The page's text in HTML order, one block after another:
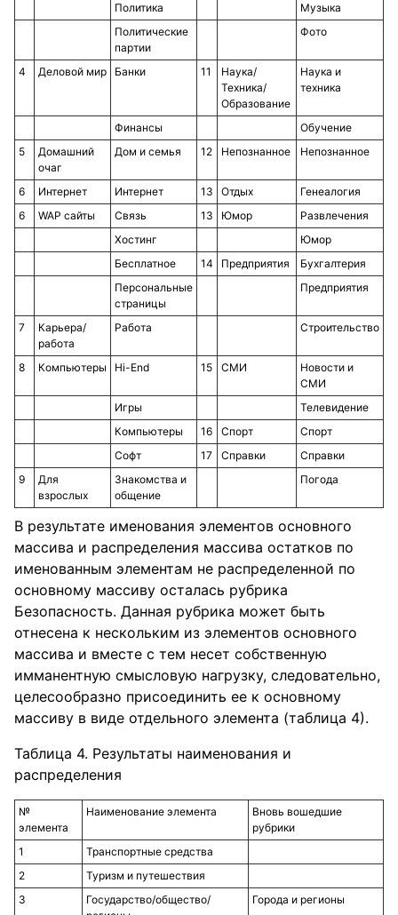
Политика
Музыка
Политические
партии
Фото
4 Деловой мир Банки 11
Наука/
Техника/
Образование
Наука и
техника
Финансы
Обучение
5
Домашний
очаг
Дом и семья 12 Непознанное Непознанное
6 Интернет Интернет 13 Отдых
Генеалогия
6
WAP сайты Связь 13 Юмор
Развлечения
Хостинг
Юмор
Бесплатное
14 Предприятия
Бухгалтерия
Персональные
страницы
Предприятия
7
Карьера/
работа
Работа Строительство
8 Компьютеры Hi-End 15 СМИ
Новости и
СМИ
Игры
Телевидение
Компьютеры
16 Спорт
Спорт
Софт
17 Справки
Справки
9
Для
взрослых
Знакомства и
общение
Погода
В результате именования элементов основного
массива и распределения массива остатков по
именованным элементам не распределенной по
основному массиву осталась рубрика
Безопасность. Данная рубрика может быть
отнесена к нескольким из элементов основного
массива и вместе с тем несет собственную
имманентную смысловую нагрузку, следовательно,
целесообразно присоединить ее к основному
массиву в виде отдельного элемента (таблица 4).
Таблица 4. Результаты наименования и
распределения
№
элемента
Наименование элемента
Вновь вошедшие
рубрики
1
Транспортные средства
2
Туризм и путешествия
3
Государство/общество/
Города и регионы